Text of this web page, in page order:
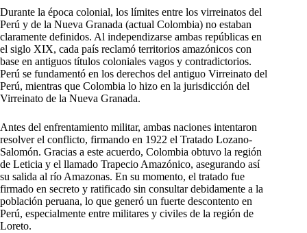
Durante la época colonial, los límites entre los virreinatos del
Perú y de la Nueva Granada (actual Colombia) no estaban
claramente definidos. Al independizarse ambas repúblicas en
el siglo XIX, cada país reclamó territorios amazónicos con
base en antiguos títulos coloniales vagos y contradictorios.
Perú se fundamentó en los derechos del antiguo Virreinato del
Perú, mientras que Colombia lo hizo en la jurisdicción del
Virreinato de la Nueva Granada.
Antes del enfrentamiento militar, ambas naciones intentaron
resolver el conflicto, firmando en 1922 el Tratado Lozano-
Salomón. Gracias a este acuerdo, Colombia obtuvo la región
de Leticia y el llamado Trapecio Amazónico, asegurando así
su salida al río Amazonas. En su momento, el tratado fue
firmado en secreto y ratificado sin consultar debidamente a la
población peruana, lo que generó un fuerte descontento en
Perú, especialmente entre militares y civiles de la región de
Loreto.